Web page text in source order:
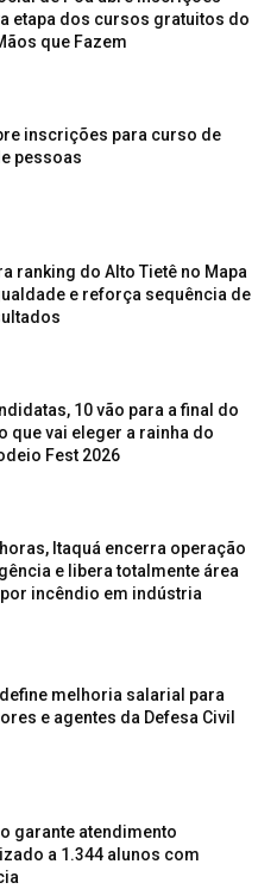
etapa dos cursos gratuitos do
que Fazem
inscrições para curso de
pessoas
ranking do Alto Tietê no Mapa
e reforça sequência de
10 vão para a final do
que vai eleger a rainha do
Fest 2026
Itaquá encerra operação
e libera totalmente área
incêndio em indústria
melhoria salarial para
e agentes da Defesa Civil
garante atendimento
a 1.344 alunos com